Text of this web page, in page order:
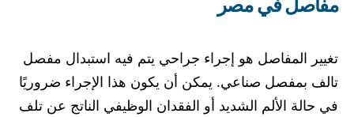
تغيير المفاصل هو إجراء جراحي يتم فيه استبدال مفصل
تالف بمفصل صناعي. يمكن أن يكون هذا الإجراء ضروريًا
في حالة الألم الشديد أو الفقدان الوظيفي الناتج عن تلف